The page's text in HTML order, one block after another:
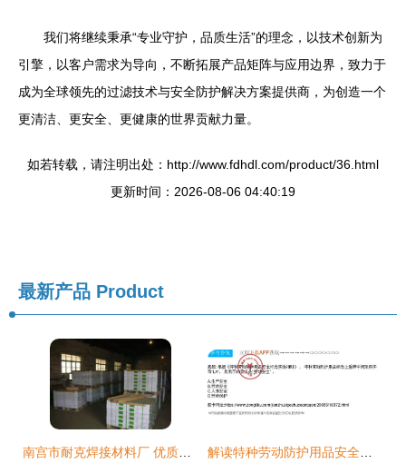
我们将继续秉承“专业守护，品质生活”的理念，以技术创新为
引擎，以客户需求为导向，不断拓展产品矩阵与应用边界，致力于
成为全球领先的过滤技术与安全防护解决方案提供商，为创造一个
更清洁、更安全、更健康的世界贡献力量。
如若转载，请注明出处：http://www.fdhdl.com/product/36.html
更新时间：2026-08-06 04:40:19
最新产品 Product